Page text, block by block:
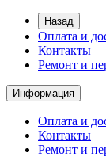
Назад
Оплата и
Контакты
Ремонт и
Информация
Оплата и
Контакты
Ремонт и